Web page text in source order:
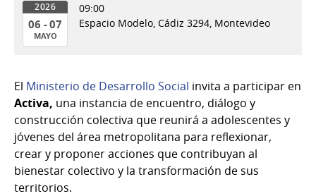
2026
06 - 07
MAYO
07
de
Mayo
del
2026
09:00
Espacio Modelo, Cádiz 3294, Montevideo
El Ministerio de Desarrollo Social invita a participar en
Activa, una instancia de encuentro, diálogo y
construcción colectiva que reunirá a adolescentes y
jóvenes del área metropolitana para reflexionar,
crear y proponer acciones que contribuyan al
bienestar colectivo y la transformación de sus
territorios.